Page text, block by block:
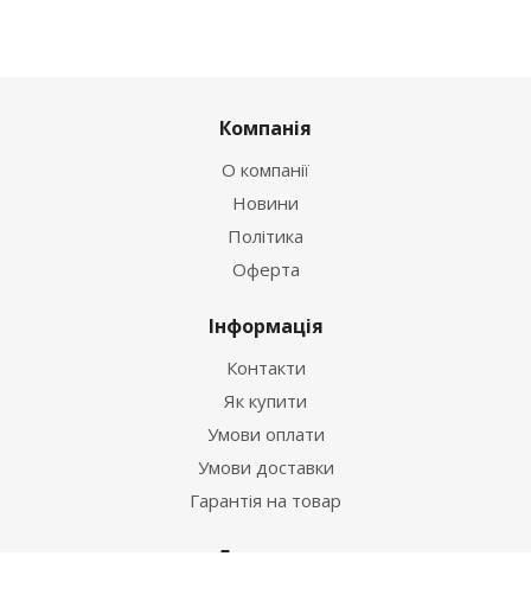
Компанія
О компанії
Новини
Політика
Оферта
Інформація
Контакти
Як купити
Умови оплати
Умови доставки
Гарантія на товар
Допомога